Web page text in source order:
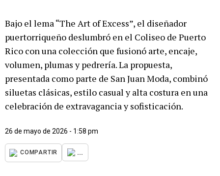
Bajo el lema “The Art of Excess”, el diseñador
puertorriqueño deslumbró en el Coliseo de Puerto
Rico con una colección que fusionó arte, encaje,
volumen, plumas y pedrería. La propuesta,
presentada como parte de San Juan Moda, combinó
siluetas clásicas, estilo casual y alta costura en una
celebración de extravagancia y sofisticación.
26 de mayo de 2026 - 1:58 pm
COMPARTIR ...